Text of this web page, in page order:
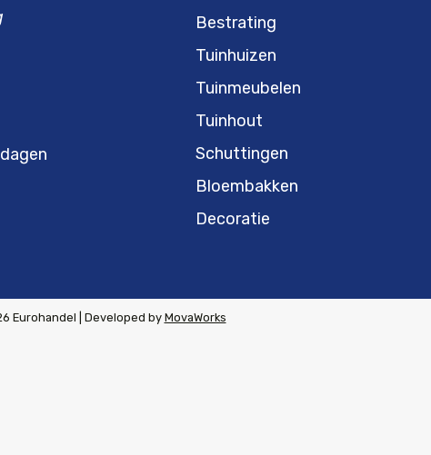
Bestrating
Tuinhuizen
Tuinmeubelen
Tuinhout
Schuttingen
Bloembakken
Decoratie
Eurohandel | Developed byMovaWorks